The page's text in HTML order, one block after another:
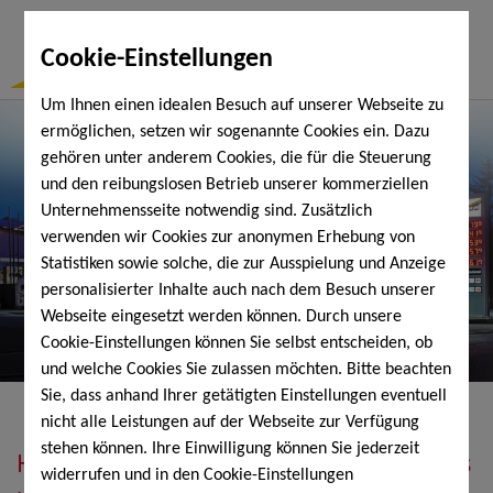
Cookie-Einstellungen
Um Ihnen einen idealen Besuch auf unserer Webseite zu
ermöglichen, setzen wir sogenannte Cookies ein. Dazu
gehören unter anderem Cookies, die für die Steuerung
und den reibungslosen Betrieb unserer kommerziellen
Unternehmensseite notwendig sind. Zusätzlich
verwenden wir Cookies zur anonymen Erhebung von
Statistiken sowie solche, die zur Ausspielung und Anzeige
personalisierter Inhalte auch nach dem Besuch unserer
Webseite eingesetzt werden können. Durch unsere
Cookie-Einstellungen können Sie selbst entscheiden, ob
und welche Cookies Sie zulassen möchten. Bitte beachten
Sie, dass anhand Ihrer getätigten Einstellungen eventuell
nicht alle Leistungen auf der Webseite zur Verfügung
stehen können. Ihre Einwilligung können Sie jederzeit
widerrufen und in den Cookie-Einstellungen
Heizöl, Diesel, Schmierstoffe, Holzpellets